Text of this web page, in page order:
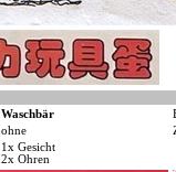
Waschbär
ohne
1x Gesicht
2x Ohren